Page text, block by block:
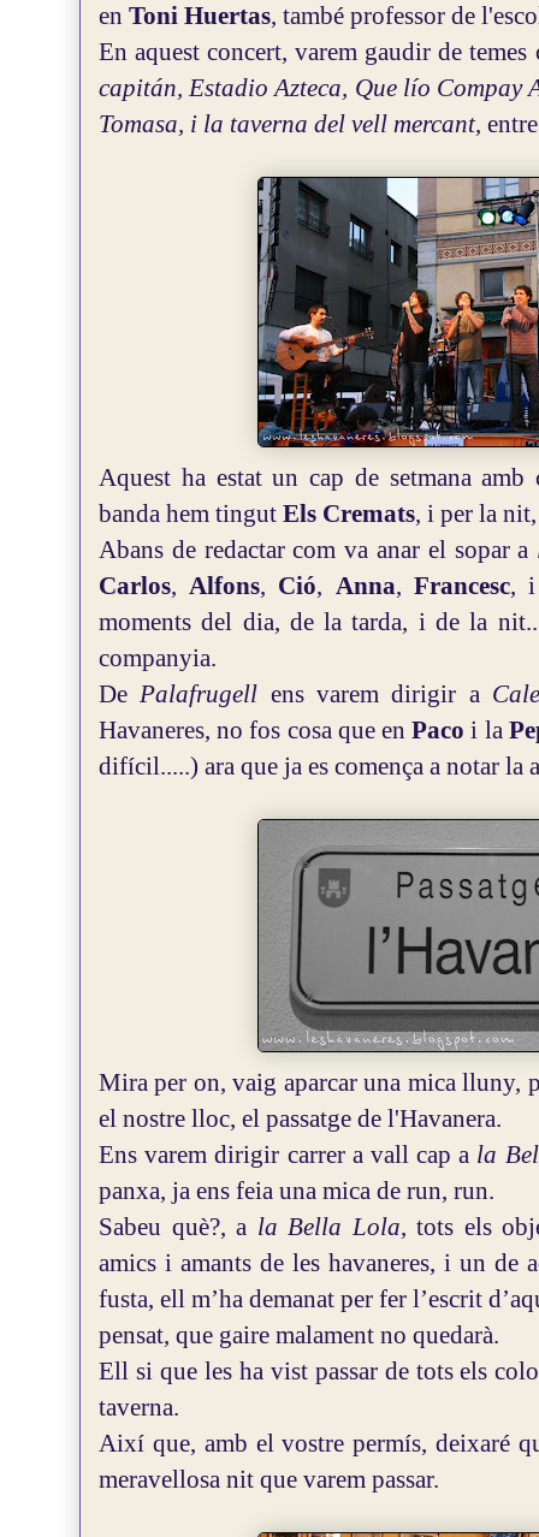
en Toni Huertas, també professor de
En aquest concert, varem gaudir de
capitán, Estadio Azteca, Que lío Compay
Tomasa, i la taverna del vell mercant,
Aquest ha estat un cap de setmana
banda hem tingut Els Cremats, i per la
Abans de redactar com va anar el sopar a
Carlos,Alfons, Ció, Anna, Francesc, i
moments del dia, de la tarda, i de la
companyia.
DePalafrugell ens varem dirigir a
Havaneres, no fos cosa que enPacoi la
difícil.....) ara que ja es comença a notar la
Mira per on, vaig aparcar una mica lluny,
el nostre lloc, el passatge de l'Havanera.
Ens varem dirigir carrer a vall cap a la
panxa, ja ens feia una mica de run, run.
Sabeu què?, a la Bella Lola, tots els
amics i amants de les havaneres, i un de
fusta, ell m’ha demanat per fer l’escrit
pensat, que gaire malament no quedarà.
Ell si que les ha vist passar de tots els
taverna.
Així que, amb el vostre permís, deixaré
meravellosa nit que varem passar.